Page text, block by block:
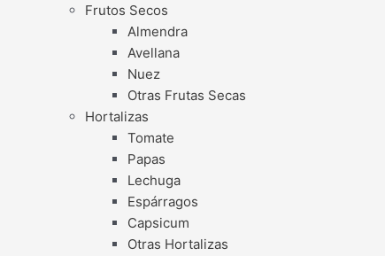
Frutos Secos
Almendra
Avellana
Nuez
Otras Frutas Secas
Hortalizas
Tomate
Papas
Lechuga
Espárragos
Capsicum
Otras Hortalizas